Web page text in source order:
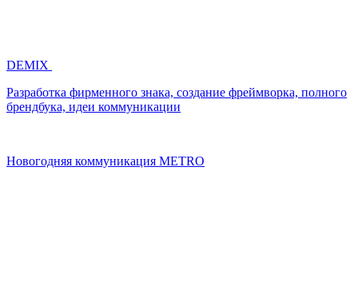
DEMIX
Разработка фирменного знака, создание фреймворка, полного
брендбука, идеи коммуникации
Новогодняя коммуникация METRO